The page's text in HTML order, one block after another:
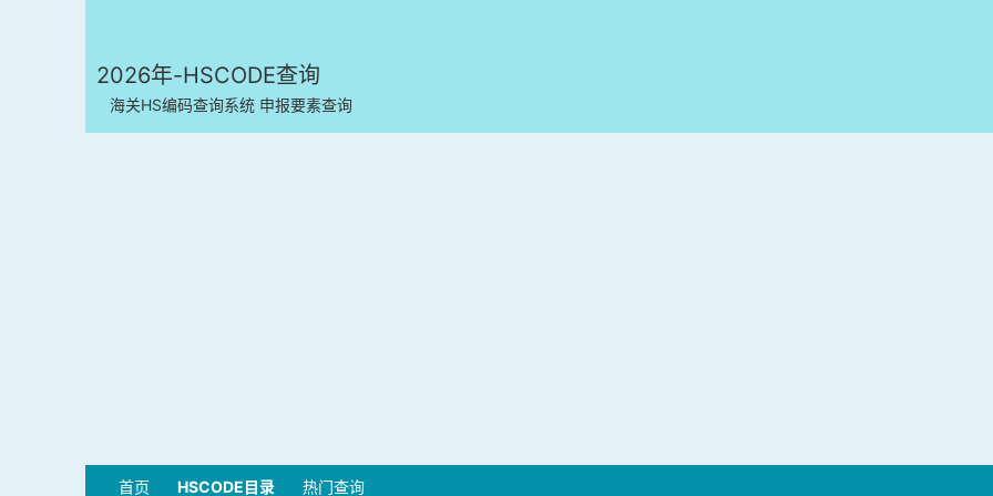
2026年-HSCODE查询
海关HS编码查询系统 申报要素查询
首页 HSCODE目录 热门查询